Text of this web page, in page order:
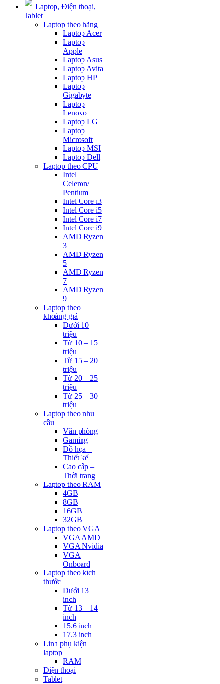
Laptop, Điện thoại,
Tablet
Laptop theo hãng
Laptop Acer
Laptop
Apple
Laptop Asus
Laptop Avita
Laptop HP
Laptop
Gigabyte
Laptop
Lenovo
Laptop LG
Laptop
Microsoft
Laptop MSI
Laptop Dell
Laptop theo CPU
Intel
Celeron/
Pentium
Intel Core i3
Intel Core i5
Intel Core i7
Intel Core i9
AMD Ryzen
3
AMD Ryzen
5
AMD Ryzen
7
AMD Ryzen
9
Laptop theo
khoảng giá
Dưới 10
triệu
Từ 10 – 15
triệu
Từ 15 – 20
triệu
Từ 20 – 25
triệu
Từ 25 – 30
triệu
Laptop theo nhu
cầu
Văn phòng
Gaming
Đồ họa –
Thiết kế
Cao cấp –
Thời trang
Laptop theo RAM
4GB
8GB
16GB
32GB
Laptop theo VGA
VGA AMD
VGA Nvidia
VGA
Onboard
Laptop theo kích
thước
Dưới 13
inch
Từ 13 – 14
inch
15.6 inch
17.3 inch
Linh phụ kiện
laptop
RAM
Điện thoại
Tablet